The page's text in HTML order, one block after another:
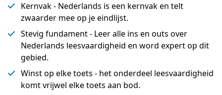
Kernvak - Nederlands is een kernvak en telt
zwaarder mee op je eindlijst.
Stevig fundament - Leer alle ins en outs over
Nederlands leesvaardigheid en word expert op dit
gebied.
Winst op elke toets - het onderdeel leesvaardigheid
komt vrijwel elke toets aan bod.